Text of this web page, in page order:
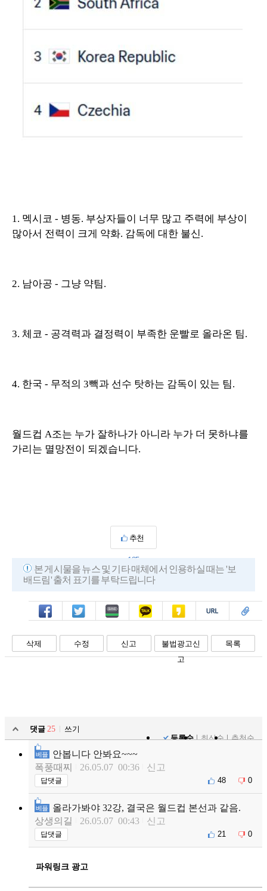
1. 멕시코 - 병동. 부상자들이 너무 많고 주력에 부상이
많아서 전력이 크게 약화. 감독에 대한 불신.
2. 남아공 - 그냥 약팀.
3. 체코 - 공격력과 결정력이 부족한 운빨로 올라온 팀.
4. 한국 - 무적의 3빽과 선수 탓하는 감독이 있는 팀.
월드컵 A조는 누가 잘하나가 아니라 누가 더 못하냐를
가리는 멸망전이 되겠습니다.
추천
185
본 게시물을 뉴스 및 기타 매체에서 인용하실 때는 '보
배드림' 출처 표기를 부탁드립니다
페북 트윗 밴드 카톡 카스 복사 스크랩
삭제 수정 신고
불법광고신
고
목록
댓글 25
쓰기
등록순
최신순 추천순
베플
안봅니다 안봐요~~~
폭풍때찌
26.05.07 00:36 신고
답댓글 48 0
베플
올라가봐야 32강, 결국은 월드컵 본선과 같음.
상생의길
26.05.07 00:43 신고
답댓글 21 0
파워링크 광고